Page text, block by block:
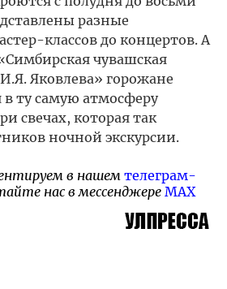
разные
классов до концертов. А
чувашская
Яковлева» горожане
в ту самую атмосферу
свечах, которая так
ночной экскурсии.
в нашем телеграм-
нас в мессенджере MAX